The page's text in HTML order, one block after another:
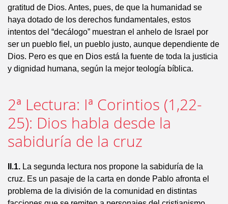
gratitud de Dios. Antes, pues, de que la humanidad se
haya dotado de los derechos fundamentales, estos
intentos del “decálogo” muestran el anhelo de Israel por
ser un pueblo fiel, un pueblo justo, aunque dependiente de
Dios. Pero es que en Dios está la fuente de toda la justicia
y dignidad humana, según la mejor teología bíblica.
2ª Lectura: Iª Corintios (1,22-
25): Dios habla desde la
sabiduría de la cruz
II.1. La segunda lectura nos propone la sabiduría de la
cruz. Es un pasaje de la carta en donde Pablo afronta el
problema de la división de la comunidad en distintas